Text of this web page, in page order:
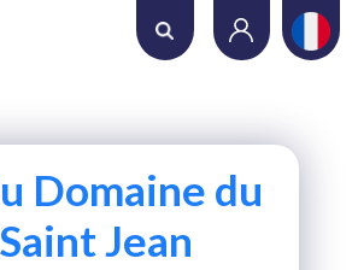
?
Domaine du
Jean